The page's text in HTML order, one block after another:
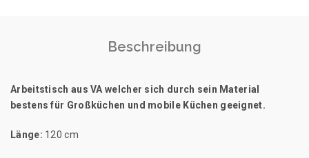
Beschreibung
Arbeitstisch aus VA welcher sich durch sein Material
bestens für Großküchen und mobile Küchen geeignet.
Länge: 120 cm